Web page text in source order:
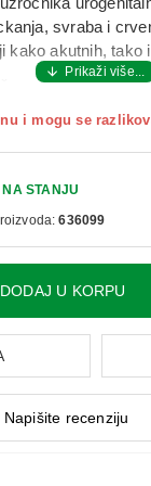
svraba i
kako akutnih,
zdrave
uz fokus
na vreme.
dok su u
po jedna
Napišite recenziju
i mogu se
NA STANJU
636099
DODAJ U KORPU